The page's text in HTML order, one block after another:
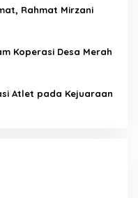
Rahmat Mirzani
Koperasi Desa Merah
Atlet pada Kejuaraan